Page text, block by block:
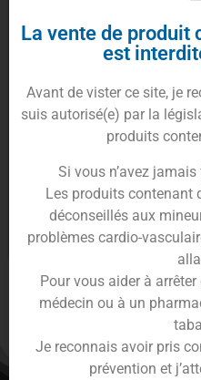
1100MAH – 15A
6.90€
Lire la suite
La vente de produit
est
Avant de vister ce site, je
suis autorisé(e) par la
produits
Si vous n’avez
Les produits contenant
déconseillés aux
problèmes cardio-
Pour vous aider à
médecin ou à un
Je reconnais avoir pris
prévention et